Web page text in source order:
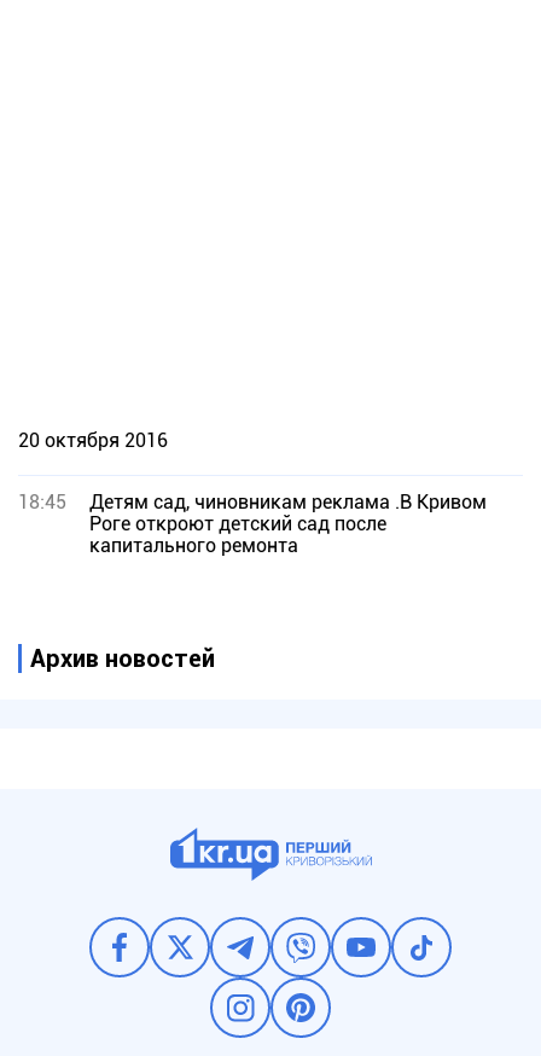
20 октября 2016
18:45
Детям сад, чиновникам реклама .В Кривом
Роге откроют детский сад после
капитального ремонта
Архив новостей